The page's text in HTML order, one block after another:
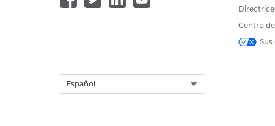
¿RESOLVIÓ ESTE ARTÍCULO SU PROBLEMA?
Centro
Español